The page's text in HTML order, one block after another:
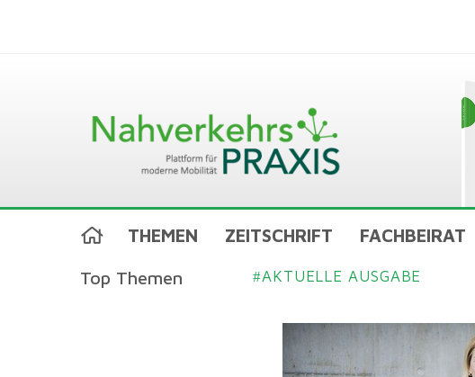
THEMEN ZEITSCHRIFT FACHBEIRAT
Top Themen #AKTUELLE AUSGABE